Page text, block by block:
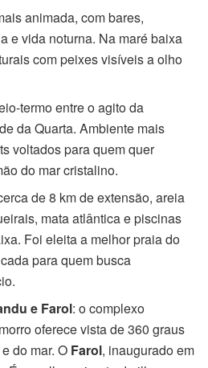
animada, com bares,
e vida noturna. Na maré baixa
com peixes visíveis a olho
termo entre o agito da
da Quarta. Ambiente mais
voltados para quem quer
do mar cristalino.
de 8 km de extensão, areia
mata atlântica e piscinas
Foi eleita a melhor praia do
para quem busca
e Farol: o complexo
oferece vista de 360 graus
do mar. O Farol, inaugurado em